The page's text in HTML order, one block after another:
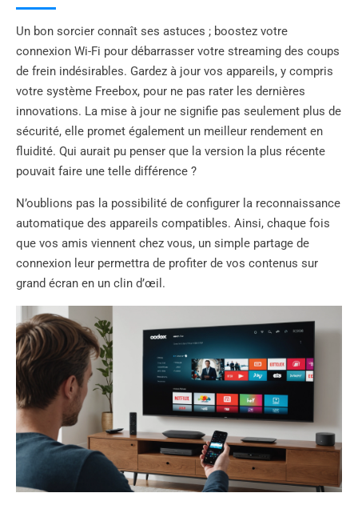
Un bon sorcier connaît ses astuces ; boostez votre
connexion Wi-Fi pour débarrasser votre streaming des coups
de frein indésirables. Gardez à jour vos appareils, y compris
votre système Freebox, pour ne pas rater les dernières
innovations. La mise à jour ne signifie pas seulement plus de
sécurité, elle promet également un meilleur rendement en
fluidité. Qui aurait pu penser que la version la plus récente
pouvait faire une telle différence ?
N’oublions pas la possibilité de configurer la reconnaissance
automatique des appareils compatibles. Ainsi, chaque fois
que vos amis viennent chez vous, un simple partage de
connexion leur permettra de profiter de vos contenus sur
grand écran en un clin d’œil.